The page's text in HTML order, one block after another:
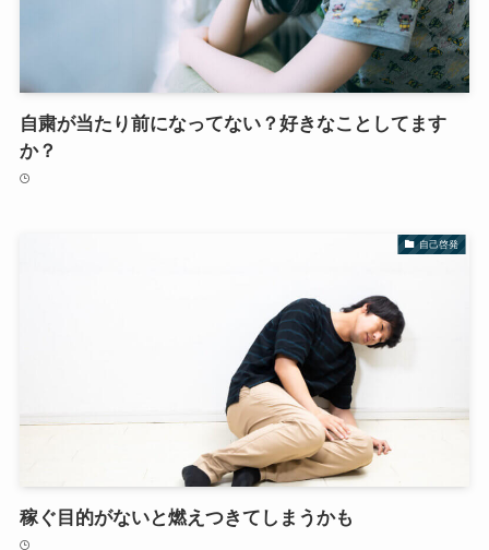
自粛が当たり前になってない？好きなことしてます
か？
自己啓発
稼ぐ目的がないと燃えつきてしまうかも